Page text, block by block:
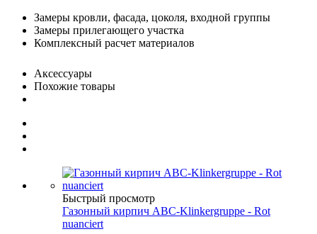
Замеры кровли, фасада, цоколя, входной группы
Замеры прилегающего участка
Комплексный расчет материалов
Аксессуары
Похожие товары
Быстрый просмотр
Газонный кирпич ABC-Klinkergruppe - Rot
nuanciert